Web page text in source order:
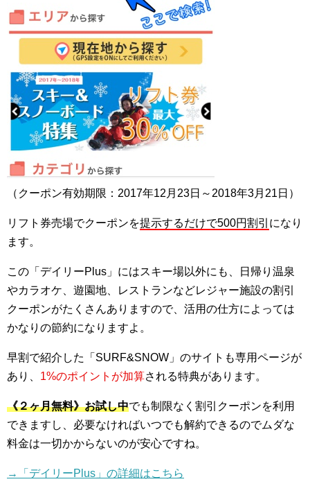
（クーポン有効期限：2017年12月23日～2018年3月21日）
リフト券売場でクーポンを提示するだけで500円割引 になり
ます。
この「デイリーPlus」にはスキー場以外にも、日帰り温泉
やカラオケ、遊園地、レストランなどレジャー施設の割引
クーポンがたくさんありますので、活用の仕方によっては
かなりの節約になりますよ。
早割で紹介した「SURF&SNOW」のサイトも専用ページが
あり、 1%のポイントが加算される特典があります。
《２ヶ月無料》お試し中でも制限なく割引クーポンを利用
できますし、必要なければいつでも解約できるのでムダな
料金は一切かからないのが安心ですね。
→「デイリーPlus」の詳細はこちら